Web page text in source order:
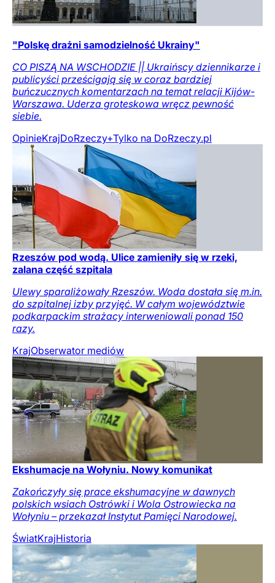
"Polskę drażni samodzielność Ukrainy"
CO PISZĄ NA WSCHODZIE || Ukraińscy dziennikarze i
publicyści prześcigają się w coraz bardziej
buńczucznych komentarzach na temat relacji Kijów-
Warszawa. Uderza groteskowa wręcz pewność
siebie.
OpinieKrajDoRzeczy+Tylko na DoRzeczy.pl
Rzeszów pod wodą. Ulice zamieniły się w rzeki,
zalana część szpitala
Ulewy sparaliżowały Rzeszów. Woda dostała się m.in.
do szpitalnej izby przyjęć. W całym województwie
podkarpackim strażacy interweniowali ponad 150
razy.
KrajObserwator mediów
Ekshumacje na Wołyniu. Nowy komunikat
Zakończyły się prace ekshumacyjne w dawnych
polskich wsiach Ostrówki i Wola Ostrowiecka na
Wołyniu – przekazał Instytut Pamięci Narodowej.
ŚwiatKrajHistoria